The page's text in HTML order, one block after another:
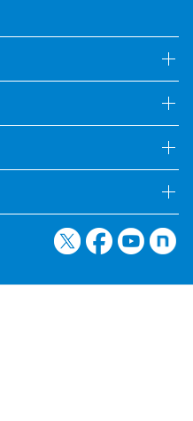
X（旧Twitter）
Facebook